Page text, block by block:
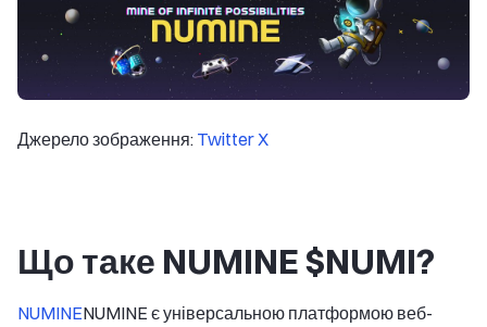
Джерело зображення: Twitter X
Що таке NUMINE $NUMI?
NUMINENUMINE є універсальною платформою веб-